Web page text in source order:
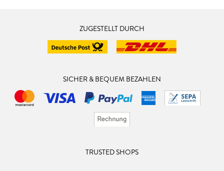
ZUGESTELLT DURCH
SICHER & BEQUEM BEZAHLEN
TRUSTED SHOPS